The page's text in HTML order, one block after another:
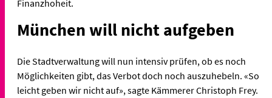
Finanzhoheit.
München will nicht aufgeben
Die Stadtverwaltung will nun intensiv prüfen, ob es noch
Möglichkeiten gibt, das Verbot doch noch auszuhebeln. «So
leicht geben wir nicht auf», sagte Kämmerer Christoph Frey.